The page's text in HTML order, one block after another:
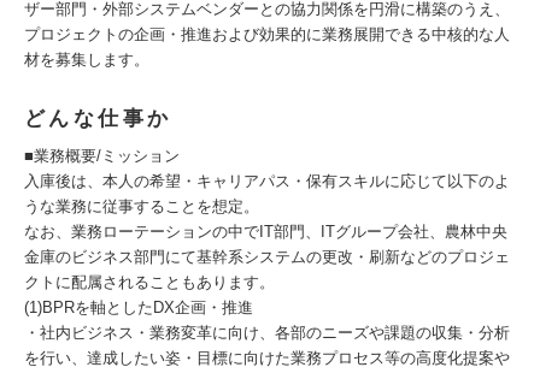
ザー部門・外部システムベンダーとの協力関係を円滑に構築のうえ、
プロジェクトの企画・推進および効果的に業務展開できる中核的な人
材を募集します。
どんな仕事か
■業務概要/ミッション
入庫後は、本人の希望・キャリアパス・保有スキルに応じて以下のよ
うな業務に従事することを想定。
なお、業務ローテーションの中でIT部門、ITグループ会社、農林中央
金庫のビジネス部門にて基幹系システムの更改・刷新などのプロジェ
クトに配属されることもあります。
(1)BPRを軸としたDX企画・推進
・社内ビジネス・業務変革に向け、各部のニーズや課題の収集・分析
を行い、達成したい姿・目標に向けた業務プロセス等の高度化提案や